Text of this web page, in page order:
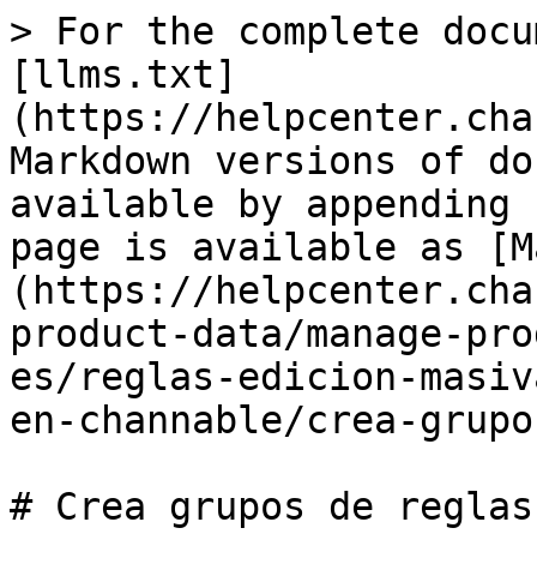
> For the complete
[llms.txt]
(https://
Markdown versions of
available by
page is available as
(https://
product-data/manage-
es/reglas-edicion-
en-channable/crea-
# Crea grupos de